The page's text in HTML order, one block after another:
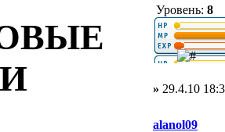
Уровень: 8
» 29.4.10
alanol09